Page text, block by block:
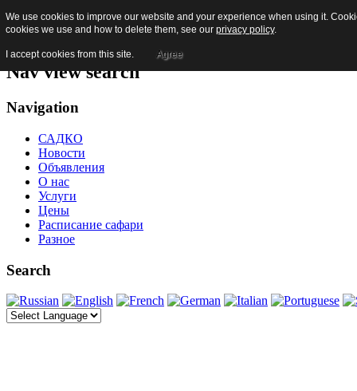
Skip to content
Jump to main navigation and login
Nav view search
Navigation
САДКО
Новости
Объявления
О нас
Услуги
Цены
Расписание сафари
Разное
Search
We use cookies to improve our website and your experience when using it.
cookies we use and how to delete them, see our privacy policy.
I accept cookies from this site. Agree